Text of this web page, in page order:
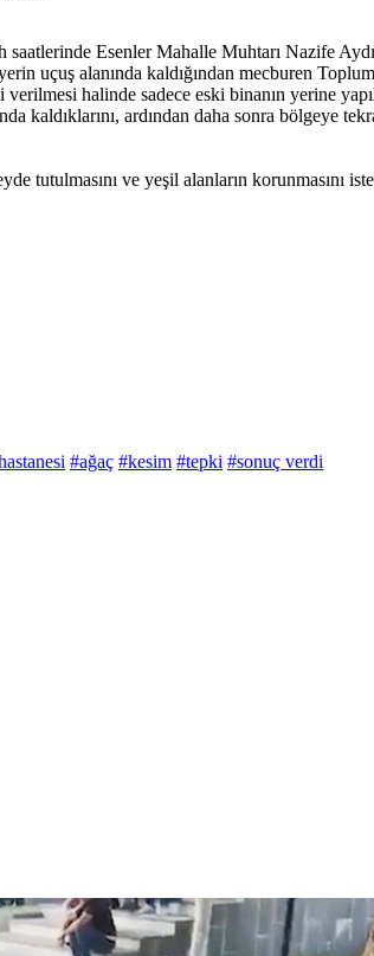
Esenler Mahalle Muhtarı Nazife
uçuş alanında kaldığından mecburen
halinde sadece eski binanın yerine
kaldıklarını, ardından daha sonra
tutulmasını ve yeşil alanların korunmasını
#ağaç #kesim #tepki #sonuç verdi